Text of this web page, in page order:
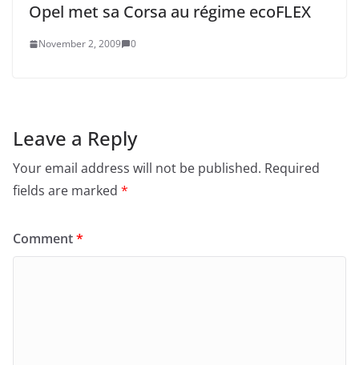
Opel met sa Corsa au régime ecoFLEX
November 2, 2009 0
Leave a Reply
Your email address will not be published. Required
fields are marked *
Comment*